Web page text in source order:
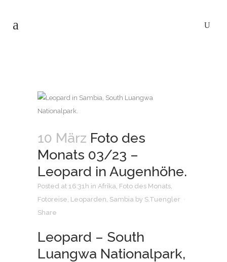
10 März Foto des
Monats 03/23 –
Leopard in Augenhöhe.
Posted at 16:31h in Afrika, Foto des Monats,
Fotoreise, Leoparden, Sambia by S.Tuengler
Share
Leopard – South
Luangwa Nationalpark,